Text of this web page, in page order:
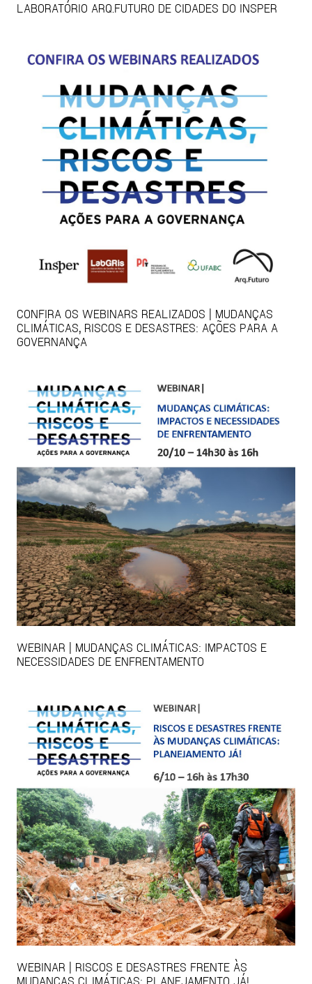
LABORATÓRIO ARQ.FUTURO DE CIDADES DO INSPER
CONFIRA OS WEBINARS REALIZADOS | MUDANÇAS
CLIMÁTICAS, RISCOS E DESASTRES: AÇÕES PARA A
GOVERNANÇA
WEBINAR | MUDANÇAS CLIMÁTICAS: IMPACTOS E
NECESSIDADES DE ENFRENTAMENTO
WEBINAR | RISCOS E DESASTRES FRENTE ÀS
MUDANÇAS CLIMÁTICAS: PLANEJAMENTO JÁ!